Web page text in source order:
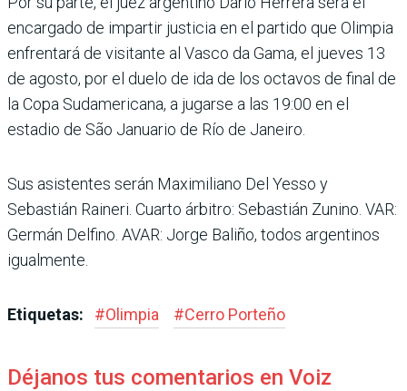
encar­gado de impartir justicia en el partido que Olimpia
enfren­tará de visitante al Vasco da Gama, el jueves 13
de agosto, por el duelo de ida de los octa­vos de final de
la Copa Sudamericana, a jugarse a las 19:00 en el
estadio de São Januario de Río de Janeiro.
Sus asistentes serán Maximi­liano Del Yesso y
Sebastián Rai­neri. Cuarto árbitro: Sebastián Zunino. VAR:
Germán Delfino. AVAR: Jorge Baliño, todos argentinos
igualmente.
Etiquetas: #Olimpia #Cerro Porteño
Déjanos tus comentarios en Voiz